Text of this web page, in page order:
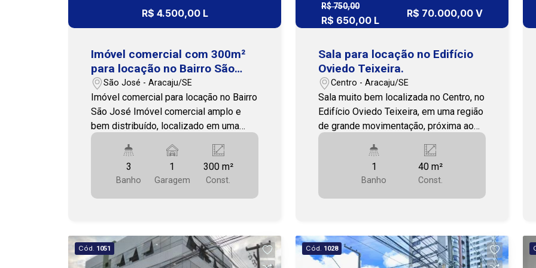
R$ 4.500,00 L
Imóvel comercial com 300m²
para locação no Bairro São
JoséSão José - Aracaju/SE
Imóvel comercial para locação no Bairro
São José Imóvel comercial amplo e
bem distribuído, localizado em uma
região estratégica do Bairro São José,
em Aracaju, muito próximo ao limite
com o Centro. A localização oferece
fácil acesso às principais vias da
cidade, além de proximidade com
serviços. Com 300m² e posição solar
Sul, o imóvel possui ambientes
3
Banho
1
Garagem
300 m²
Const.
R$ 750,00
R$ 650,00 L
R$ 70.000,00 V
Sala para locação no Edifício
Oviedo Teixeira.
Centro - Aracaju/SE
Sala muito bem localizada no Centro, no
Edifício Oviedo Teixeira, em uma região
de grande movimentação, próxima ao
Calçadão das Laranjeiras e João
Pessoa. Ao redor, você encontra lojas,
restaurantes, farmácias e fácil acesso
ao transporte público. - É o espaço
ideal para instalar seu negócio com
começar com o pé direito! Para mais
detalhes sobre o imóvel e para agendar
1
Banho
40 m²
Const.
Cód. 1051 Cód. 1028